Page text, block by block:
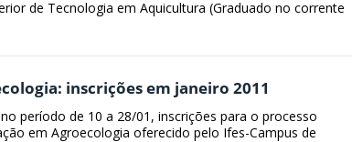
de Tecnologia em Aquicultura (Graduado no corrente
inscrições em janeiro 2011
período de 10 a 28/01, inscrições para o processo
em Agroecologia oferecido pelo Ifes-Campus de